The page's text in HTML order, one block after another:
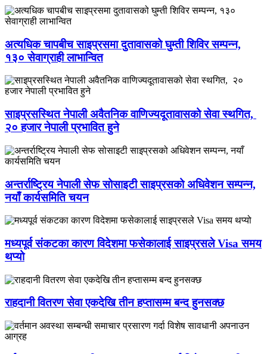
अत्यधिक चापबीच साइप्रसमा दुतावासको घुम्ती शिविर सम्पन्न,
१३० सेवाग्राही लाभान्वित
साइप्रसस्थित नेपाली अवैतनिक वाणिज्यदूतावासको सेवा स्थगित,
२० हजार नेपाली प्रभावित हुने
अन्तर्राष्ट्रिय नेपाली सेफ सोसाइटी साइप्रसको अधिवेशन सम्पन्न,
नयाँ कार्यसमिति चयन
मध्यपूर्व संकटका कारण विदेशमा फसेकालाई साइप्रसले Visa समय
थप्यो
राहदानी वितरण सेवा एकदेखि तीन हप्तासम्म बन्द हुनसक्छ